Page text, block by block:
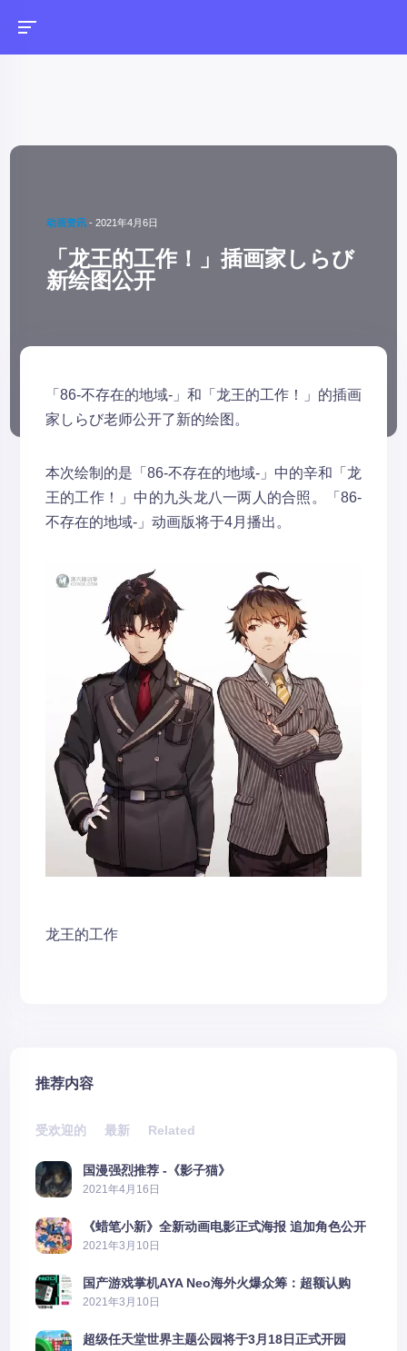
动画资讯 -2021年4月6日
「龙王的工作！」插画家しらび
新绘图公开
「86-不存在的地域-」和「龙王的工作！」的插画
家しらび老师公开了新的绘图。
本次绘制的是「86-不存在的地域-」中的辛和「龙
王的工作！」中的九头龙八一两人的合照。「86-
不存在的地域-」动画版将于4月播出。
龙王的工作
推荐内容
受欢迎的 最新 Related
国漫强烈推荐 -《影子猫》
2021年4月16日
《蜡笔小新》全新动画电影正式海报 追加角色公开
2021年3月10日
国产游戏掌机AYA Neo海外火爆众筹：超额认购
2606%
2021年3月10日
超级任天堂世界主题公园将于3月18日正式开园